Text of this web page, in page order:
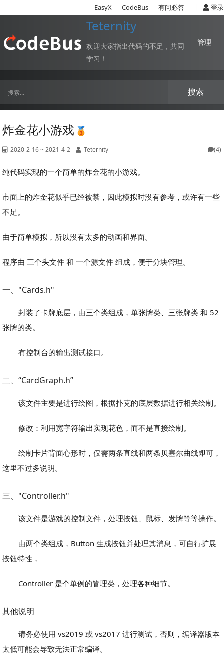
EasyX CodeBus 有问必答 登录
Teternity
欢迎大家指出代码的不足，共同
学习！
管理
炸金花小游戏
2020-2-16 ~ 2021-4-2 Teternity (4)
纯代码实现的一个简单的炸金花的小游戏。
市面上的炸金花似乎已经被禁，因此模拟时没有参考，或许有一些
不足。
由于简单模拟，所以没有太多的动画和界面。
程序由 三个头文件 和 一个源文件 组成，便于分块管理。
一、"Cards.h"
封装了卡牌底层，由三个类组成，单张牌类、三张牌类 和 52
张牌的类。
有控制台的输出测试接口。
二、“CardGraph.h”
该文件主要是进行绘图，根据扑克的底层数据进行相关绘制。
修改：利用宽字符输出实现花色，而不是直接绘制。
绘制卡片背面心形时，仅需两条直线和两条贝塞尔曲线即可，
这里不过多说明。
三、"Controller.h"
该文件是游戏的控制文件，处理按钮、鼠标、发牌等等操作。
由两个类组成，Button 生成按钮并处理其消息，可自行扩展
按钮特性，
Controller 是个单例的管理类，处理各种细节。
其他说明
请务必使用 vs2019 或 vs2017 进行测试，否则，编译器版本
太低可能会导致无法正常编译。
搜索